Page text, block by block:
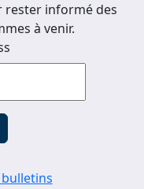
rester informé des
à venir.